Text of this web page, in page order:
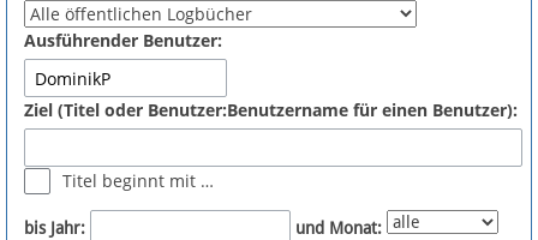
Fördermitglied werden
Fehler melden
Newsletter
Ausführender Benutzer:
Ziel (Titel oder Benutzer:Benutzername für einen Benutzer):
Titel beginnt mit …
bis Jahr: und Monat: